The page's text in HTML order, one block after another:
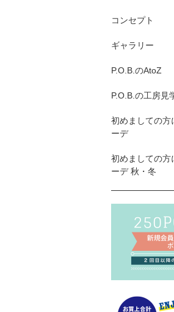
コンセプト
ギャラリー
P.O.B.のAtoZ
P.O.B.の工房見
初めましての方
ーデ
初めましての方
ーデ 秋・冬